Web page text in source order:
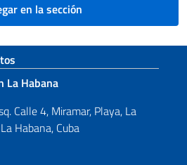
en la sección
La Habana
Calle 4, Miramar, Playa, La
Habana, Cuba